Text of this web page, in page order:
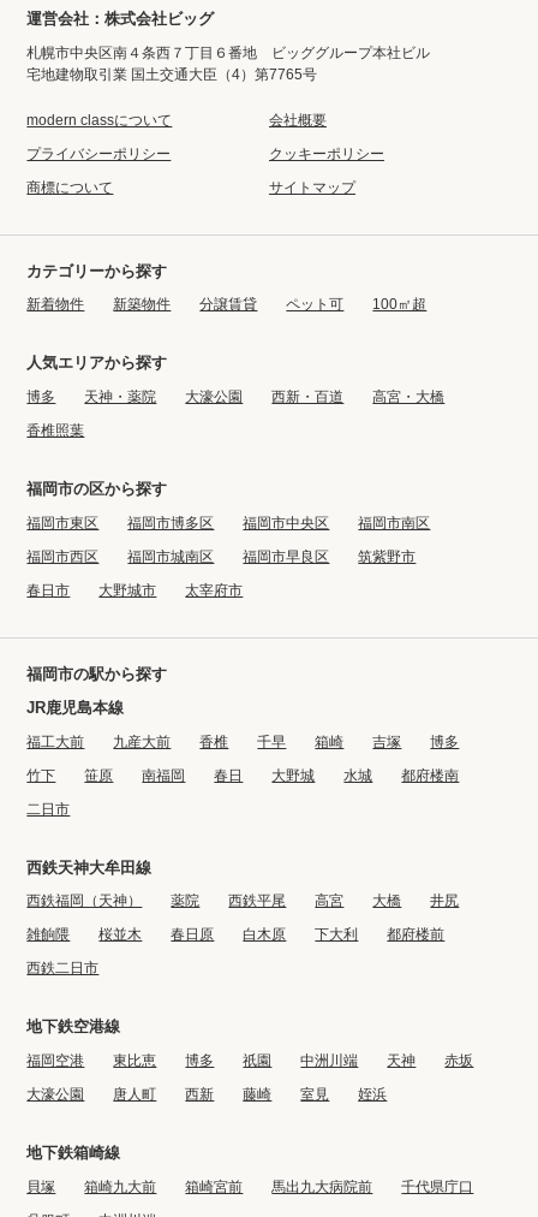
運営会社：株式会社ビッグ
札幌市中央区南４条西７丁目６番地 ビッググループ本社ビル
宅地建物取引業 国土交通大臣（4）第7765号
modern classについて
会社概要
プライバシーポリシー
クッキーポリシー
商標について
サイトマップ
カテゴリーから探す
新着物件 新築物件 分譲賃貸 ペット可 100㎡超
人気エリアから探す
博多 天神・薬院 大濠公園 西新・百道
高宮・大橋
香椎照葉
福岡市の区から探す
福岡市東区 福岡市博多区 福岡市中央区
福岡市南区
福岡市西区
福岡市城南区 福岡市早良区
筑紫野市
春日市
大野城市 太宰府市
福岡市の駅から探す
JR鹿児島本線
福工大前 九産大前 香椎 千早 箱崎 吉塚
博多
竹下
笹原 南福岡 春日 大野城 水城
都府楼南
二日市
西鉄天神大牟田線
西鉄福岡（天神） 薬院 西鉄平尾 高宮 大橋
井尻
雑餉隈
桜並木 春日原 白木原 下大利
都府楼前
西鉄二日市
地下鉄空港線
福岡空港 東比恵 博多 祇園 中洲川端 天神
赤坂
大濠公園
唐人町 西新 藤崎 室見 姪浜
地下鉄箱崎線
貝塚 箱崎九大前 箱崎宮前 馬出九大病院前
千代県庁口